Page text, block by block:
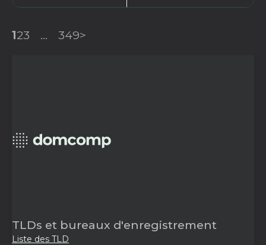
123 ... 349>
TLDs et bureaux d'enregistrement
Liste des TLD